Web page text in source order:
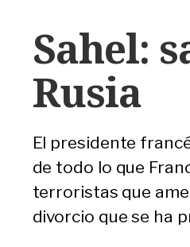
Sahel:
Rusia
El presidente
de todo lo que
terroristas que
divorcio que se ha